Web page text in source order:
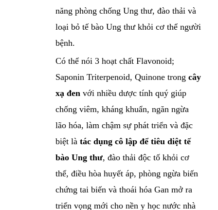
năng phòng chống Ung thư, đào thải và
loại bỏ tế bào Ung thư khỏi cơ thể người
bệnh.
Có thể nói 3 hoạt chất Flavonoid;
Saponin Triterpenoid, Quinone trong cây
xạ đen với nhiều dược tính quý giúp
chống viêm, kháng khuẩn, ngăn ngừa
lão hóa, làm chậm sự phát triển và đặc
biệt là tác dụng cô lập để tiêu diệt tế
bào Ung thư, đào thải độc tố khỏi cơ
thể, điều hòa huyết áp, phòng ngừa biến
chứng tai biến và thoái hóa Gan mở ra
triển vọng mới cho nền y học nước nhà